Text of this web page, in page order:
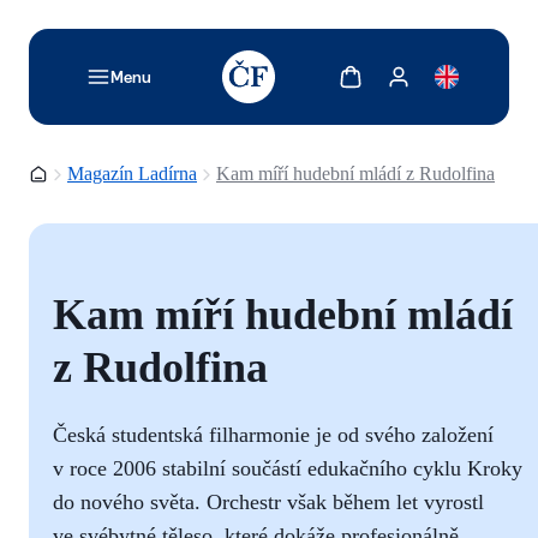
Menu
TODO: Add description for reader
Zobrazit košíkZobrazit můj účet
Domovská stránka
Magazín Ladírna Kam míří hudební mládí z Rudolfina
Kam míří hudební mládí
z Rudolfina
Česká studentská filharmonie je od svého založení
v roce 2006 stabilní součástí edukačního cyklu Kroky
do nového světa. Orchestr však během let vyrostl